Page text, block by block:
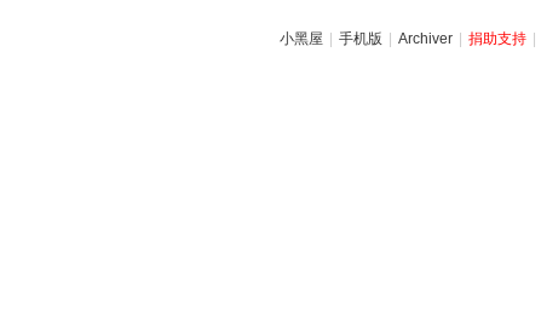
小黑屋 手机版 Archiver 捐助支持